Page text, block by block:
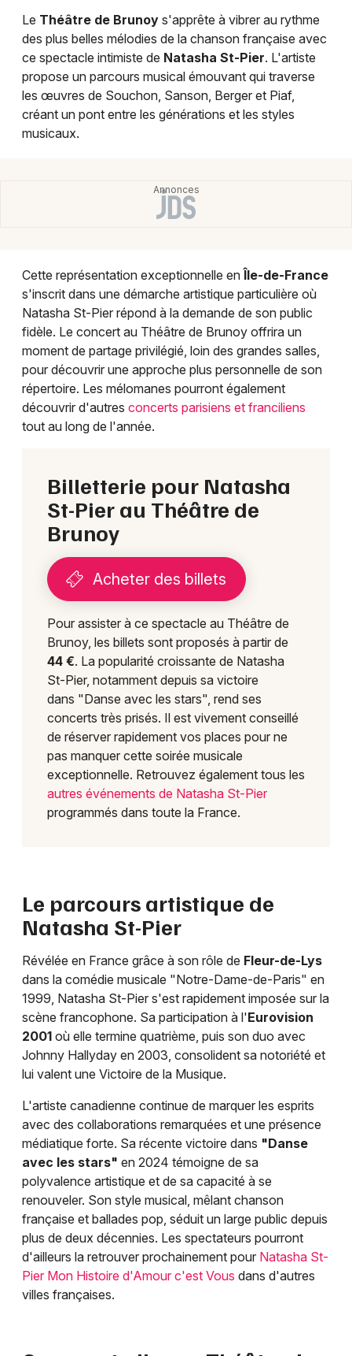
Newsletter des sorties
Artistes en tournée
Actus à Paris
Magazine à Paris
91 - Essonne
Choisir mes départements
Mon email
Je m'abonne
Le Théâtre de Brunoy s'apprête à vibrer au rythme
des plus belles mélodies de la chanson française avec
ce spectacle intimiste de Natasha St-Pier. L'artiste
propose un parcours musical émouvant qui traverse
les œuvres de Souchon, Sanson, Berger et Piaf,
créant un pont entre les générations et les styles
musicaux.
Cette représentation exceptionnelle en Île-de-France
s'inscrit dans une démarche artistique particulière où
Natasha St-Pier répond à la demande de son public
fidèle. Le concert au Théâtre de Brunoy offrira un
moment de partage privilégié, loin des grandes salles,
pour découvrir une approche plus personnelle de son
répertoire. Les mélomanes pourront également
découvrir d'autres concerts parisiens et franciliens
tout au long de l'année.
Billetterie pour Natasha
St-Pier au Théâtre de
Brunoy
Acheter des billets
Pour assister à ce spectacle au Théâtre de
Brunoy, les billets sont proposés à partir de
44 €. La popularité croissante de Natasha
St-Pier, notamment depuis sa victoire
dans "Danse avec les stars", rend ses
concerts très prisés. Il est vivement conseillé
de réserver rapidement vos places pour ne
pas manquer cette soirée musicale
exceptionnelle. Retrouvez également tous les
autres événements de Natasha St-Pier
programmés dans toute la France.
Le parcours artistique de
Natasha St-Pier
Révélée en France grâce à son rôle de Fleur-de-Lys
dans la comédie musicale "Notre-Dame-de-Paris" en
1999, Natasha St-Pier s'est rapidement imposée sur la
scène francophone. Sa participation à l'Eurovision
2001 où elle termine quatrième, puis son duo avec
Johnny Hallyday en 2003, consolident sa notoriété et
lui valent une Victoire de la Musique.
L'artiste canadienne continue de marquer les esprits
avec des collaborations remarquées et une présence
médiatique forte. Sa récente victoire dans "Danse
avec les stars" en 2024 témoigne de sa
polyvalence artistique et de sa capacité à se
renouveler. Son style musical, mêlant chanson
française et ballades pop, séduit un large public depuis
plus de deux décennies. Les spectateurs pourront
d'ailleurs la retrouver prochainement pour Natasha St-
Pier Mon Histoire d'Amour c'est Vous dans d'autres
villes françaises.